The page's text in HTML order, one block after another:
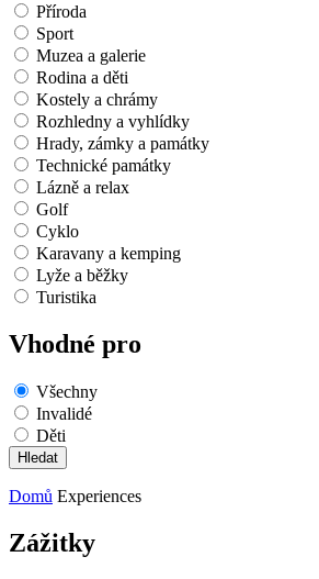
Příroda
Sport
Muzea a galerie
Rodina a děti
Kostely a chrámy
Rozhledny a vyhlídky
Hrady, zámky a památky
Technické památky
Lázně a relax
Golf
Cyklo
Karavany a kemping
Lyže a běžky
Turistika
Vhodné pro
Všechny
Invalidé
Děti
Domů Experiences
Zážitky